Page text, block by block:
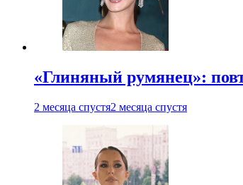
«Глиняный румянец»:
2 месяца спустя2 месяца спустя